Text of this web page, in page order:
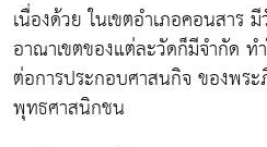
เนื่องด้วย ในเขตอำเภอคอนสาร
อาณาเขตของแต่ละวัดก็มีจำกัด ท
ต่อการประกอบศาสนกิจ ของพร
พุทธศาสนิกชน